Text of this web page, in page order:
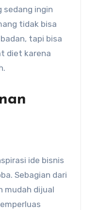
sedang ingin
tidak bisa
tapi bisa
diet karena
ide bisnis
Sebagian dari
mudah dijual